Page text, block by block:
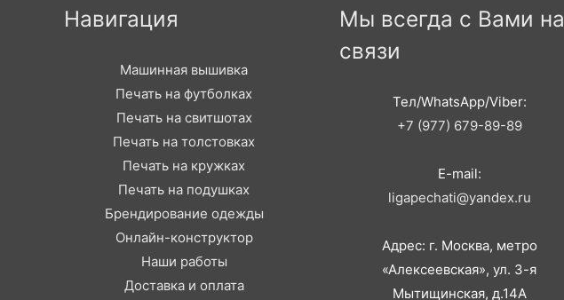
Навигация
Машинная вышивка
Печать на футболках
Печать на свитшотах
Печать на толстовках
Печать на кружках
Печать на подушках
Брендирование одежды
Онлайн-конструктор
Наши работы
Доставка и оплата
Мы всегда с Вами на
связи
Тел/WhatsApp/Viber:
+7 (977) 679-89-89
E-mail:
ligapechati@yandex.ru
Адрес: г. Москва, метро
«Алексеевская», ул. 3-я
Мытищинская, д.14А